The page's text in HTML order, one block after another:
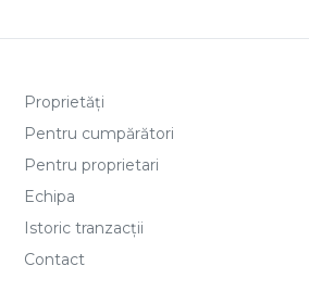
Proprietăți
Pentru cumpărători
Pentru proprietari
Echipa
Istoric tranzacții
Contact